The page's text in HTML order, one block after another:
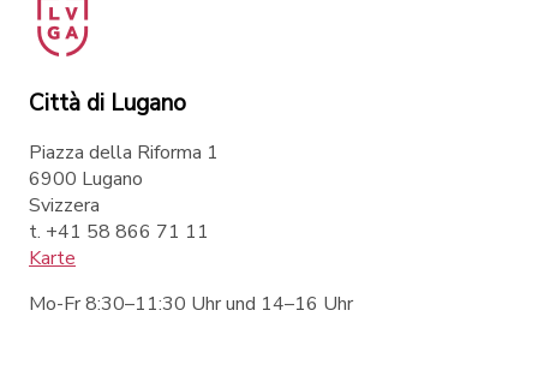
Città di Lugano
Piazza della Riforma 1
6900 Lugano
Svizzera
t. +41 58 866 71 11
Karte
Mo-Fr 8:30–11:30 Uhr und 14–16 Uhr